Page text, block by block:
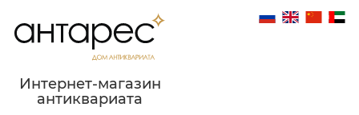
Интернет-магазин
антиквариата